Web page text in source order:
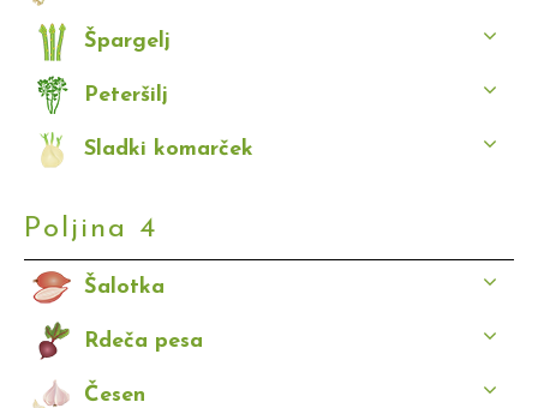
Špargelj
Peteršilj
Sladki komarček
Poljina 4
Šalotka
Rdeča pesa
Česen